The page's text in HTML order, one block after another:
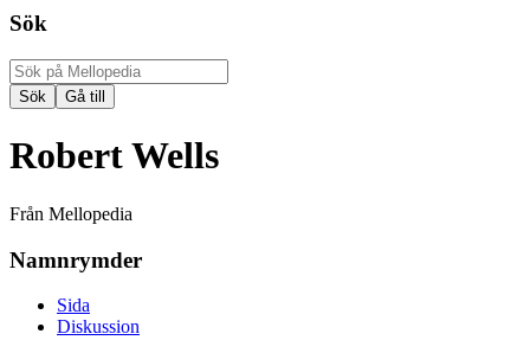
Sök
Robert Wells
Från Mellopedia
Namnrymder
Sida
Diskussion